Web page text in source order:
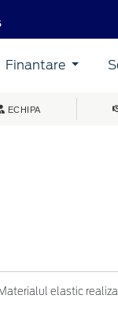
Finantare
ECHIPA
elastic